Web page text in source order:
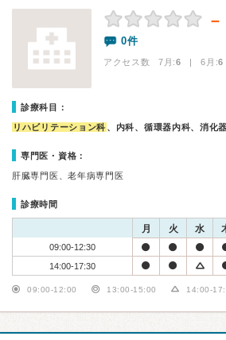
－
0件
アクセス数 7月:6 | 6月:6
診療科目：
リハビリテーション科 、内科、循環器内科、消化
専門医・資格：
肝臓専門医、老年病専門医
診療時間
月 火 水
09:00-12:30
14:00-17:30
09:00-12:00 13:00-15:00 14:00-